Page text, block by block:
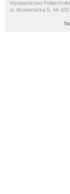
Wydawnictwo
ul. Akademicka 5, 44-